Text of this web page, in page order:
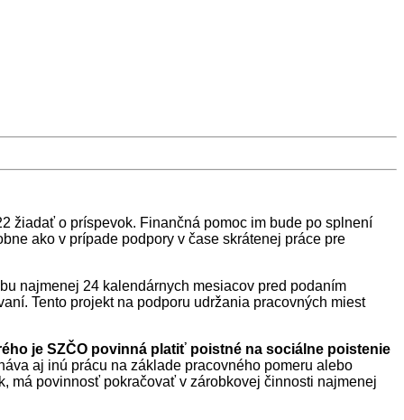
žiadať o príspevok. Finančná pomoc im bude po splnení
ako v prípade podpory v čase skrátenej práce pre
najmenej 24 kalendárnych mesiacov pred podaním
Tento projekt na podporu udržania pracovných miest
je SZČO povinná platiť poistné na sociálne poistenie
aj inú prácu na základe pracovného pomeru alebo
má povinnosť pokračovať v zárobkovej činnosti najmenej